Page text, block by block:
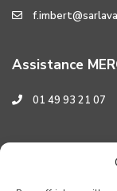
Assistance
01 49 93 21 07